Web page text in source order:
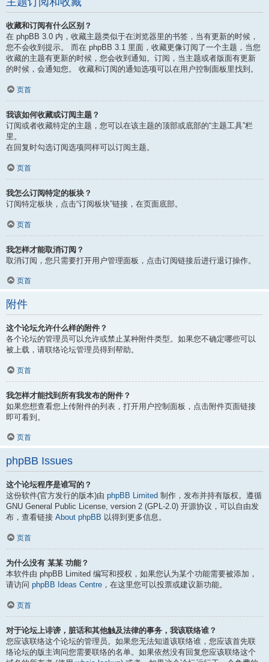
收藏和订阅有什么区别？
在 phpBB 3.0 内，收藏主题类似于在浏览器里的书签，当有更新的时候，
您不会收到提示。 而在 phpBB 3.1 里面，收藏更像订阅了一个主题，当您
收藏的主题有更新的时候，您会收到通知。订阅，当主题或者版面有更新
的时候，会通知您。 收藏和订阅的通知选项可以在用户控制面板里找到。
页首
我该如何收藏或订阅主题？
订阅或者收藏特定的主题，您可以在该主题的顶部或底部的“主题工具”栏
里。
在回复时勾选订阅选项同样可以订阅主题。
页首
我怎么订阅特定的板块？
订阅特定板块，点击“订阅板块”链接，在页面底部。
页首
我怎样才能取消订阅？
取消订阅，您只需要打开用户管理面板，点击订阅链接后进行退订操作。
页首
附件
这个论坛允许什么样的附件？
各个论坛的管理员可以允许或禁止某种附件类型。如果您不确定哪些可以
被上载，请联络论坛管理员得到帮助。
页首
我怎样才能找到所有我发布的附件？
如果您想查看您上传附件的列表，打开用户控制面板，点击附件页面链接
即可看到。
页首
phpBB Issues
这个论坛程序是谁写的？
这份软件(官方发行的版本)由 phpBB Limited 制作，发布并持有版权。遵循
GNU General Public License, version 2 (GPL-2.0) 开源协议，可以自由发
布，查看链接 About phpBB 以得到更多信息。
页首
为什么没有 某某 功能？
本软件由 phpBB Limited 编写和授权，如果您认为某个功能需要被添加，
请访问 phpBB Ideas Centre ，在这里您可以投票或建议新功能。
页首
对于论坛上诽谤，脏话和其他触及法律的事务，我该联络谁？
您应该联络这个论坛的管理员。如果您无法知道该联络谁，您应该首先联
络论坛的版主询问您需要联络的名单。如果依然没有回复您应该联络这个